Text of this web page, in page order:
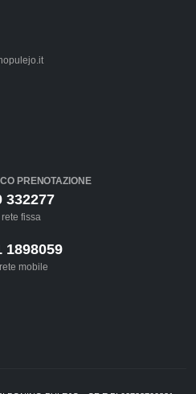
PRENOTAZIONE
332277
rete fissa
1898059
mobile